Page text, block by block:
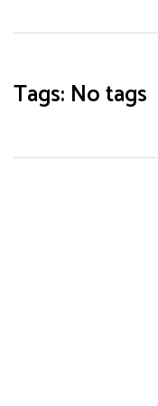
Tags: No tags